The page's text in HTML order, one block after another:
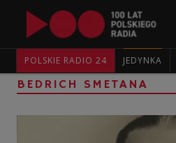
POLSKIE RADIO 24 JEDYNKA
BEDRICH SMETANA